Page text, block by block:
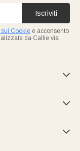
Iscriviti
sui Cookie e acconsento
da Callie via


